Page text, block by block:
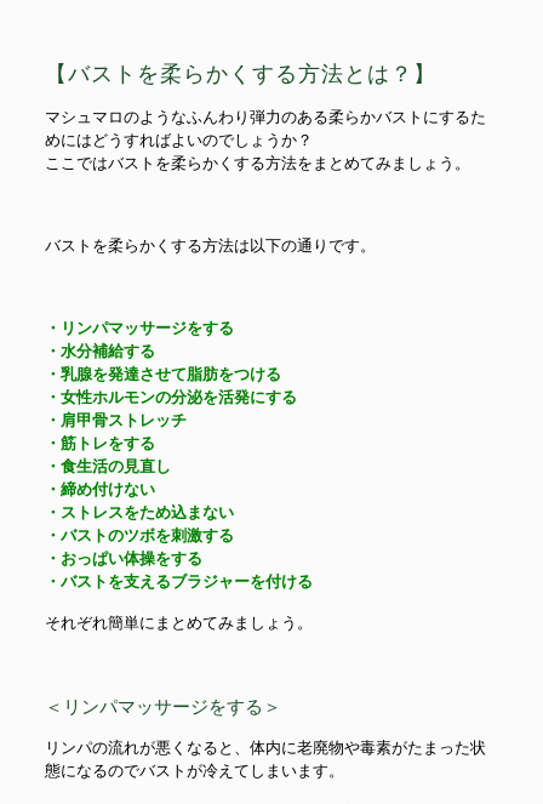
【バストを柔らかくする方法とは？】
マシュマロのようなふんわり弾力のある柔らかバストにするた
めにはどうすればよいのでしょうか？
ここではバストを柔らかくする方法をまとめてみましょう。
バストを柔らかくする方法は以下の通りです。
・リンパマッサージをする
・水分補給する
・乳腺を発達させて脂肪をつける
・女性ホルモンの分泌を活発にする
・肩甲骨ストレッチ
・筋トレをする
・食生活の見直し
・締め付けない
・ストレスをため込まない
・バストのツボを刺激する
・おっぱい体操をする
・バストを支えるブラジャーを付ける
それぞれ簡単にまとめてみましょう。
＜リンパマッサージをする＞
リンパの流れが悪くなると、体内に老廃物や毒素がたまった状
態になるのでバストが冷えてしまいます。